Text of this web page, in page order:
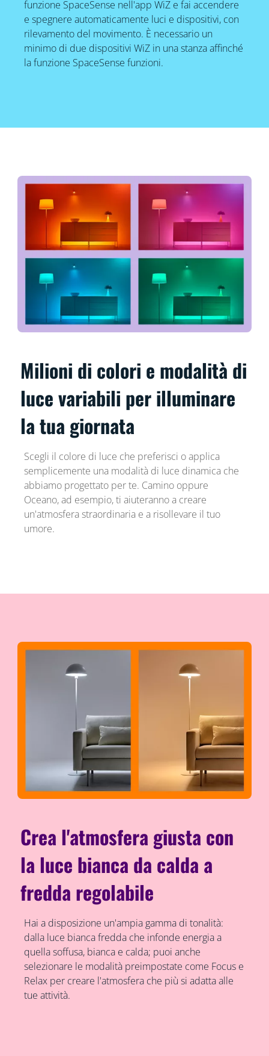
funzione SpaceSense nell'app WiZ e fai accendere
e spegnere automaticamente luci e dispositivi, con
rilevamento del movimento. È necessario un
minimo di due dispositivi WiZ in una stanza affinché
la funzione SpaceSense funzioni.
Milioni di colori e modalità di
luce variabili per illuminare
la tua giornata
Scegli il colore di luce che preferisci o applica
semplicemente una modalità di luce dinamica che
abbiamo progettato per te. Camino oppure
Oceano, ad esempio, ti aiuteranno a creare
un'atmosfera straordinaria e a risollevare il tuo
umore.
Crea l'atmosfera giusta con
la luce bianca da calda a
fredda regolabile
Hai a disposizione un'ampia gamma di tonalità:
dalla luce bianca fredda che infonde energia a
quella soffusa, bianca e calda; puoi anche
selezionare le modalità preimpostate come Focus e
Relax per creare l'atmosfera che più si adatta alle
tue attività.